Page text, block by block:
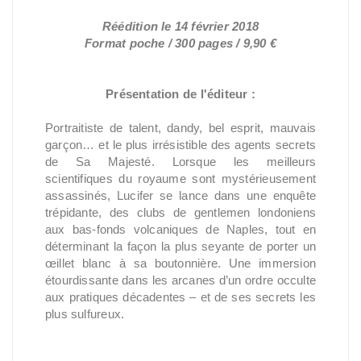
Réédition le 14 février 2018
Format poche / 300 pages / 9,90 €
Présentation de l'éditeur :
Portraitiste de talent, dandy, bel esprit, mauvais
garçon… et le plus irrésistible des agents secrets
de Sa Majesté. Lorsque les meilleurs
scientifiques du royaume sont mystérieusement
assassinés, Lucifer se lance dans une enquête
trépidante, des clubs de gentlemen londoniens
aux bas-fonds volcaniques de Naples, tout en
déterminant la façon la plus seyante de porter un
œillet blanc à sa boutonnière. Une immersion
étourdissante dans les arcanes d’un ordre occulte
aux pratiques décadentes – et de ses secrets les
plus sulfureux.